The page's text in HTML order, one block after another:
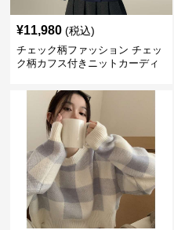
¥11,980 (税込)
チェック柄ファッション チェッ
ク柄カフス付きニットカーディ